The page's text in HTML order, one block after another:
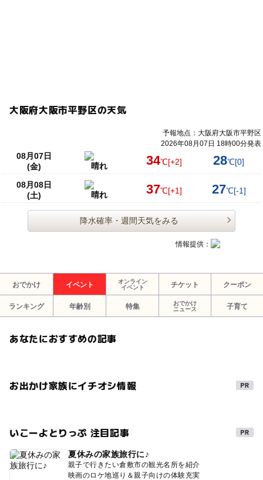
大阪府大阪市平野区の天気
予報地点：大阪府大阪市平野区
2026年08月07日 18時00分発表
08月07日
(金)
晴れ 34℃[+2] 28℃[0]
08月08日
(土)
晴れ 37℃[+1] 27℃[-1]
降水確率・週間天気をみる
情報提供：
おでかけ イベント
オンライン
イベント
チケット クーポン
ランキング 年齢別 特集
おでかけ
ニュース
子育て
あなたにおすすめの記事
お出かけ家族にイチオシ情報
いこーよとりっぷ 注目記事
夏休みの家族旅行に♪
親子で行きたい倉敷市の観光名所を紹介
映画のロケ地巡り＆親子向けの体験充実